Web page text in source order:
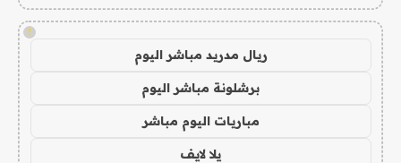
!
ريال مدريد مباشر اليوم
برشلونة مباشر اليوم
مباريات اليوم مباشر
يلا لايف